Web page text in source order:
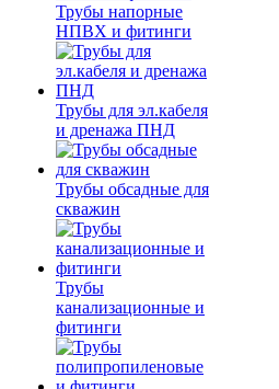
Трубы напорные
НПВХ и фитинги
Трубы для эл.кабеля
и дренажа ПНД
Трубы обсадные для
скважин
Трубы
канализационные и
фитинги